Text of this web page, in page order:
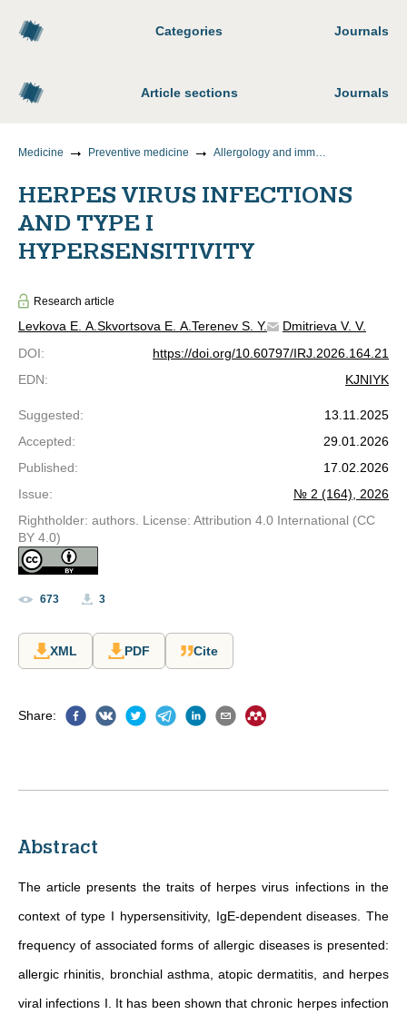
Categories Journals
Article sections Journals
Medicine Preventive medicine Allergology and immunology
HERPES VIRUS INFECTIONS
AND TYPE I
HYPERSENSITIVITY
Research article
Levkova E. A. Skvortsova E. A. Terenev S. Y.
Dmitrieva V. V.
DOI:
https://doi.org/10.60797/IRJ.2026.164.21
EDN: KJNIYK
Suggested:
13.11.2025
Accepted:
29.01.2026
Published:
17.02.2026
Issue:
№ 2 (164), 2026
Rightholder: authors. License: Attribution 4.0 International (CC
BY 4.0)
673 3
XML PDF Cite
Share:
Abstract
The article presents the traits of herpes virus infections in the
context of type I hypersensitivity, IgE-dependent diseases. The
frequency of associated forms of allergic diseases is presented:
allergic rhinitis, bronchial asthma, atopic dermatitis, and herpes
viral infections I. It has been shown that chronic herpes infection